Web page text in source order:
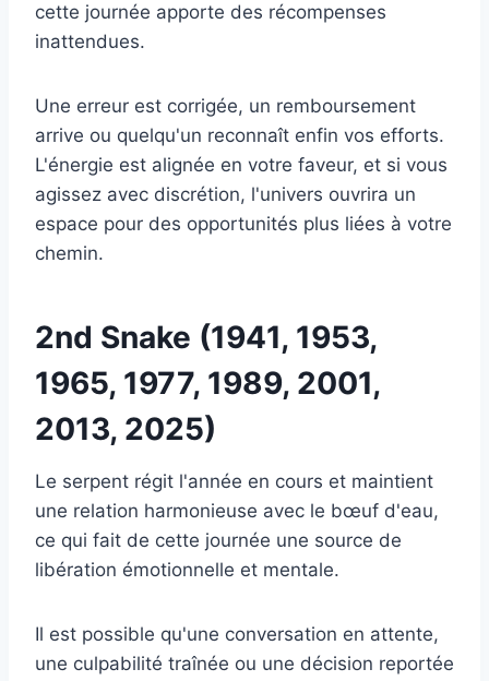
cette journée apporte des récompenses
inattendues.
Une erreur est corrigée, un remboursement
arrive ou quelqu'un reconnaît enfin vos efforts.
L'énergie est alignée en votre faveur, et si vous
agissez avec discrétion, l'univers ouvrira un
espace pour des opportunités plus liées à votre
chemin.
2nd Snake (1941, 1953,
1965, 1977, 1989, 2001,
2013, 2025)
Le serpent régit l'année en cours et maintient
une relation harmonieuse avec le bœuf d'eau,
ce qui fait de cette journée une source de
libération émotionnelle et mentale.
Il est possible qu'une conversation en attente,
une culpabilité traînée ou une décision reportée